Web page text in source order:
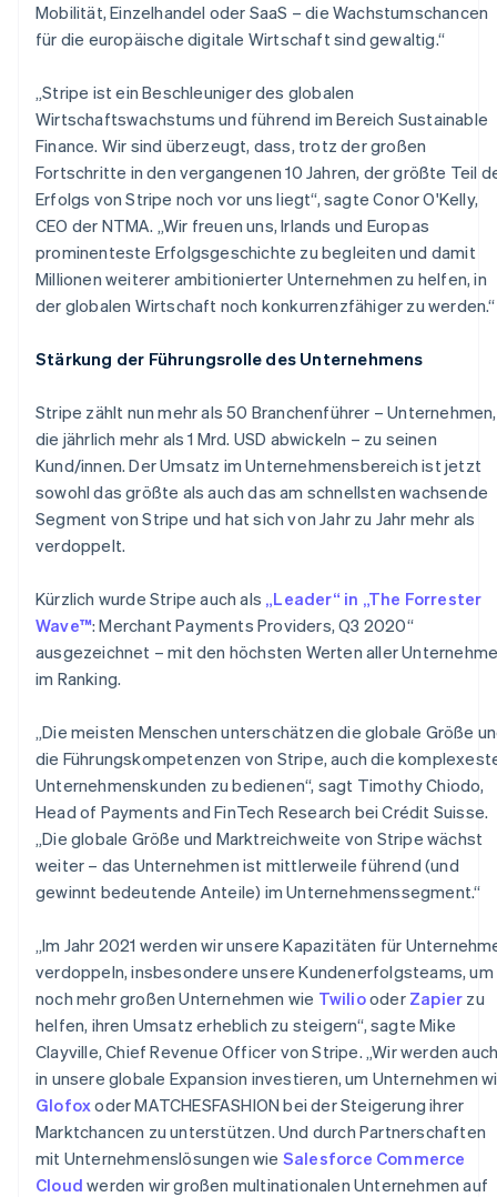
Mobilität, Einzelhandel oder SaaS – die Wachstumschancen
für die europäische digitale Wirtschaft sind gewaltig.“
„Stripe ist ein Beschleuniger des globalen
Wirtschaftswachstums und führend im Bereich Sustainable
Finance. Wir sind überzeugt, dass, trotz der großen
Fortschritte in den vergangenen 10 Jahren, der größte Teil
Erfolgs von Stripe noch vor uns liegt“, sagte Conor O'Kelly,
CEO der NTMA. „Wir freuen uns, Irlands und Europas
prominenteste Erfolgsgeschichte zu begleiten und damit
Millionen weiterer ambitionierter Unternehmen zu helfen, in
der globalen Wirtschaft noch konkurrenzfähiger zu werden.“
Stärkung der Führungsrolle des Unternehmens
Stripe zählt nun mehr als 50 Branchenführer – Unternehmen,
die jährlich mehr als 1 Mrd. USD abwickeln – zu seinen
Kund/innen. Der Umsatz im Unternehmensbereich ist jetzt
sowohl das größte als auch das am schnellsten wachsende
Segment von Stripe und hat sich von Jahr zu Jahr mehr als
verdoppelt.
Kürzlich wurde Stripe auch als „Leader“ in „The Forrester
Wave™: Merchant Payments Providers, Q3 2020“
ausgezeichnet – mit den höchsten Werten aller
im Ranking.
„Die meisten Menschen unterschätzen die globale Größe
die Führungskompetenzen von Stripe, auch die
Unternehmenskunden zu bedienen“, sagt Timothy Chiodo,
Head of Payments and FinTech Research bei Crédit Suisse.
„Die globale Größe und Marktreichweite von Stripe wächst
weiter – das Unternehmen ist mittlerweile führend (und
gewinnt bedeutende Anteile) im Unternehmenssegment.“
„Im Jahr 2021 werden wir unsere Kapazitäten für
verdoppeln, insbesondere unsere Kundenerfolgsteams, um
noch mehr großen Unternehmen wie Twiliooder Zapier zu
helfen, ihren Umsatz erheblich zu steigern“, sagte Mike
Clayville, Chief Revenue Officer von Stripe. „Wir werden
in unsere globale Expansion investieren, um Unternehmen
Glofoxoder MATCHESFASHION bei der Steigerung ihrer
Marktchancen zu unterstützen. Und durch Partnerschaften
mit Unternehmenslösungen wie Salesforce Commerce
Cloud werden wir großen multinationalen Unternehmen auf
Australien
Belgien
NederlandsFrançaisDeutsch English
Brasilien
PortuguêsEnglish
Bulgarien
English
Dänemark
English
DeutschEnglish
Estland
English
Festlandchina
简体中文
EnglishSvenska
Frankreich
FrançaisEnglish
Gibraltar
English
Griechenland
English
Indien
Irland
English
Italien
Italiano English
Japan
日本語English
Kanada
EnglishFrançais
Kroatien
English Italiano
Lettland
English